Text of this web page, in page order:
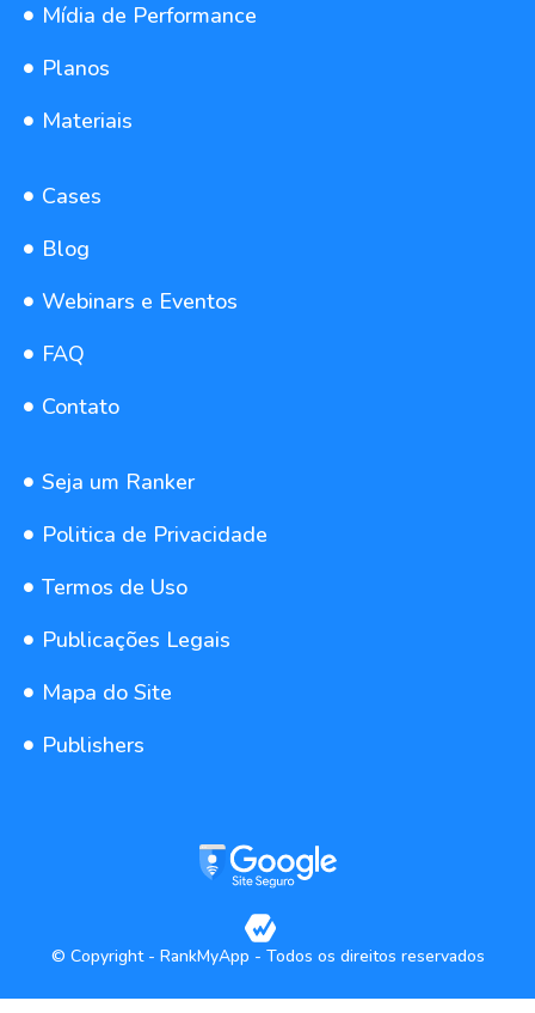
Mídia de Performance
Planos
Materiais
Cases
Blog
Webinars e Eventos
FAQ
Contato
Seja um Ranker
Politica de Privacidade
Termos de Uso
Publicações Legais
Mapa do Site
Publishers
© Copyright - RankMyApp - Todos os direitos reservados